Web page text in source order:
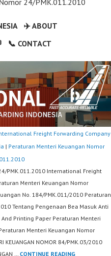
24/PMK.011.2010
✈️ ABOUT
📞 CONTACT
Freight Forwarding Company
| Peraturan Menteri Keuangan Nomor
PMK.011.2010 International Freight
Menteri Keuangan Nomor
No. 184/PMK.011/2010 Peraturan
Tentang Pengenaan Bea Masuk Anti
Printing Paper Peraturan Menteri
Menteri Keuangan Nomor
KEUANGAN NOMOR 84/PMK.03/2010
… CONTINUE READINGPERATURAN